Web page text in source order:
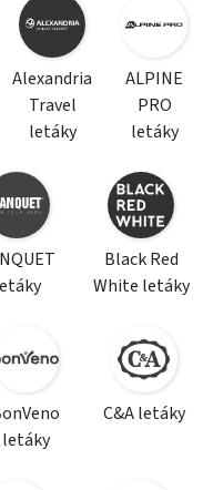
Alexandria
Travel
letáky
ALPINE
PRO
letáky
Black Red
White letáky
letáky
C&A letáky